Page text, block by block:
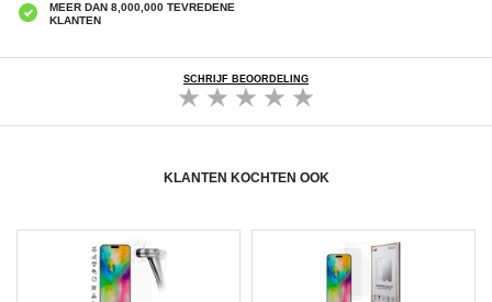
MEER DAN 8,000,000 TEVREDENE
KLANTEN
SCHRIJF BEOORDELING
KLANTEN KOCHTEN OOK